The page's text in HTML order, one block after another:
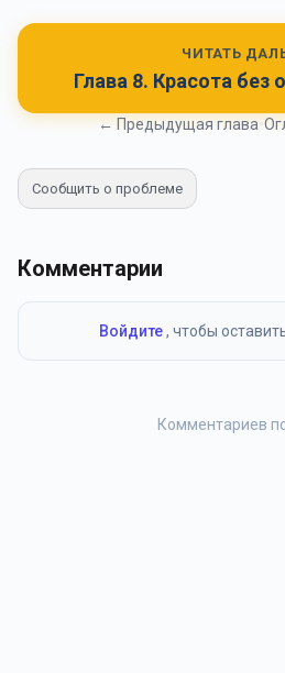
ЧИТАТЬ
Глава 8. Красота без
← Предыдущая глава
Сообщить о проблеме
Комментарии
Войдите, чтобы
Комментариев